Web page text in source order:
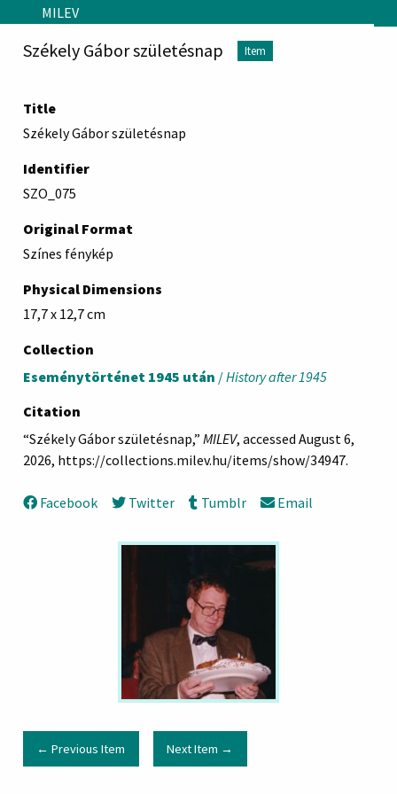
Skip to main content
MILEV
Székely Gábor születésnap Item
Title
Székely Gábor születésnap
Identifier
SZO_075
Original Format
Színes fénykép
Physical Dimensions
17,7 x 12,7 cm
Collection
Eseménytörténet 1945 után /History after 1945
Citation
“Székely Gábor születésnap,” MILEV, accessed August 6,
2026, https://collections.milev.hu/items/show/34947.
Facebook Twitter Tumblr Email
← Previous Item Next Item →